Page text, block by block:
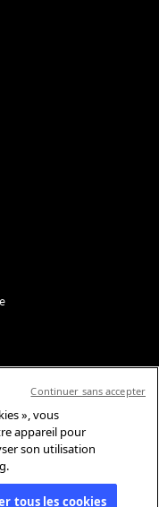
», vous
appareil pour
son utilisation
tous les cookies
Continuer sans accepter